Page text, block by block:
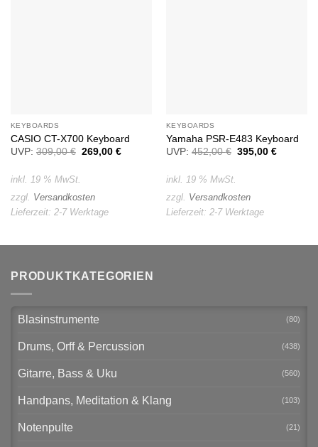
KEYBOARDS
CASIO CT-X700 Keyboard
UVP: 309,00€ Ursprünglicher
269,00 €Aktueller
inkl. 19 % MwSt.
zzgl. Versandkosten
Lieferzeit: 2-7 Werktage
KEYBOARDS
Yamaha PSR-E483 Keyboard
UVP: 452,00€ Ursprünglicher
395,00 €Aktueller
inkl. 19 % MwSt.
zzgl. Versandkosten
Lieferzeit: 2-7 Werktage
PRODUKTKATEGORIEN
Blasinstrumente (80)
Drums, Orff & Percussion (438)
Gitarre, Bass & Uku (560)
Handpans, Meditation & Klang (103)
Notenpulte (21)